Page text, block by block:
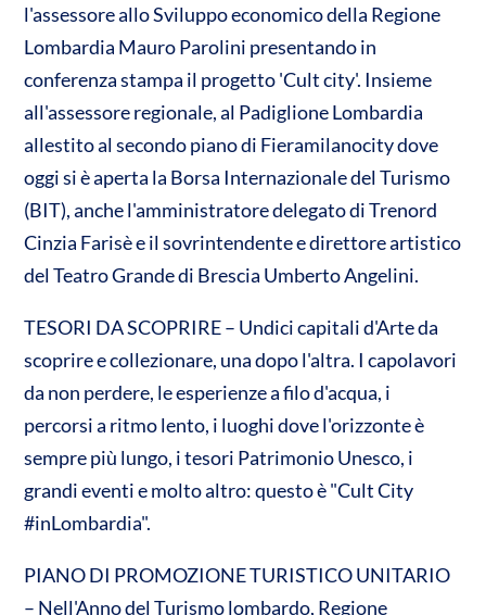
l'assessore allo Sviluppo economico della Regione
Lombardia Mauro Parolini presentando in
conferenza stampa il progetto 'Cult city'. Insieme
all'assessore regionale, al Padiglione Lombardia
allestito al secondo piano di Fieramilanocity dove
oggi si è aperta la Borsa Internazionale del Turismo
(BIT), anche l'amministratore delegato di Trenord
Cinzia Farisè e il sovrintendente e direttore artistico
del Teatro Grande di Brescia Umberto Angelini.
TESORI DA SCOPRIRE – Undici capitali d'Arte da
scoprire e collezionare, una dopo l'altra. I capolavori
da non perdere, le esperienze a filo d'acqua, i
percorsi a ritmo lento, i luoghi dove l'orizzonte è
sempre più lungo, i tesori Patrimonio Unesco, i
grandi eventi e molto altro: questo è "Cult City
#inLombardia".
PIANO DI PROMOZIONE TURISTICO UNITARIO
– Nell'Anno del Turismo lombardo, Regione